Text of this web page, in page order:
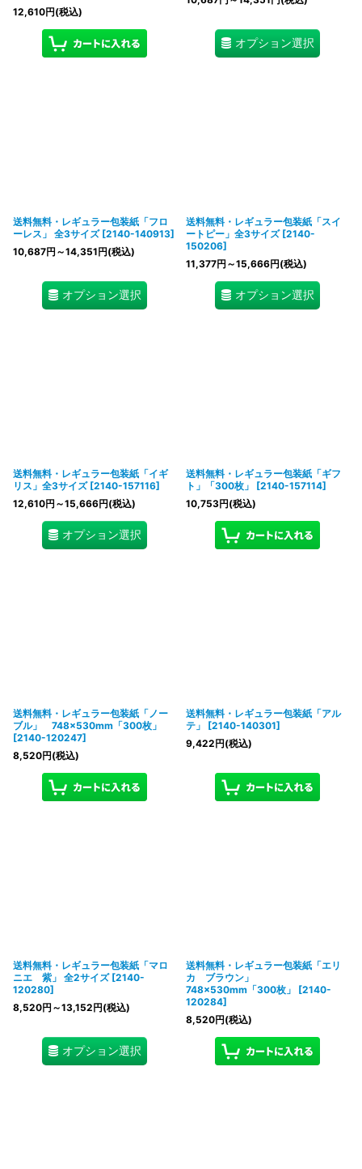
12,610円(税込)
オプション選択
送料無料・レギュラー包装紙「フロ
ーレス」 全3サイズ [2140-140913]
10,687円 ～14,351円(税込)
オプション選択
送料無料・レギュラー包装紙「スイ
ートピー」全3サイズ [2140-
150206]
11,377円 ～15,666円(税込)
オプション選択
送料無料・レギュラー包装紙「イギ
リス」全3サイズ [2140-157116]
12,610円 ～15,666円(税込)
オプション選択
送料無料・レギュラー包装紙「ギフ
ト」「300枚」
[2140-157114]
10,753円(税込)
送料無料・レギュラー包装紙「ノー
ブル」 748×530mm「300枚」
[2140-120247]
8,520円(税込)
送料無料・レギュラー包装紙「アル
テ」
[2140-140301]
9,422円(税込)
送料無料・レギュラー包装紙「マロ
ニエ 紫」 全2サイズ [2140-
120280]
8,520円 ～13,152円(税込)
オプション選択
送料無料・レギュラー包装紙「エリ
カ ブラウン」
748×530mm「300枚」
[2140-
120284]
8,520円(税込)